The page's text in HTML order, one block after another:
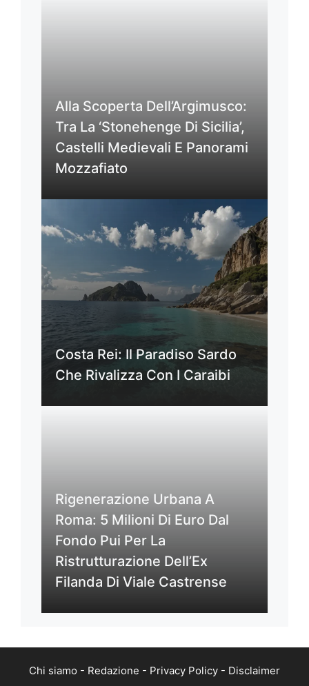
Alla Scoperta Dell’Argimusco:
Tra La ‘Stonehenge Di Sicilia’,
Castelli Medievali E Panorami
Mozzafiato
Costa Rei: Il Paradiso Sardo
Che Rivalizza Con I Caraibi
Rigenerazione Urbana A
Roma: 5 Milioni Di Euro Dal
Fondo Pui Per La
Ristrutturazione Dell’Ex
Filanda Di Viale Castrense
Chi siamo - Redazione - Privacy Policy - Disclaimer